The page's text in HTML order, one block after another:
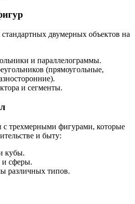
двумерных объектов на
и параллелограммы.
(прямоугольные,
и сегменты.
трехмерными фигурами, которые
и быту:
кубы.
сферы.
различных типов.